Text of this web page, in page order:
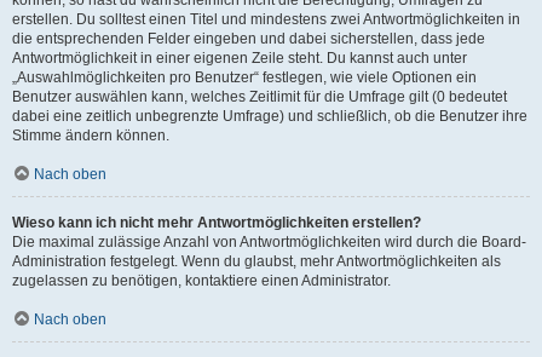
erstellen. Du solltest einen Titel und mindestens zwei Antwortmöglichkeiten in
die entsprechenden Felder eingeben und dabei sicherstellen, dass jede
Antwortmöglichkeit in einer eigenen Zeile steht. Du kannst auch unter
„Auswahlmöglichkeiten pro Benutzer“ festlegen, wie viele Optionen ein
Benutzer auswählen kann, welches Zeitlimit für die Umfrage gilt (0 bedeutet
dabei eine zeitlich unbegrenzte Umfrage) und schließlich, ob die Benutzer ihre
Stimme ändern können.
Nach oben
Wieso kann ich nicht mehr Antwortmöglichkeiten erstellen?
Die maximal zulässige Anzahl von Antwortmöglichkeiten wird durch die Board-
Administration festgelegt. Wenn du glaubst, mehr Antwortmöglichkeiten als
zugelassen zu benötigen, kontaktiere einen Administrator.
Nach oben